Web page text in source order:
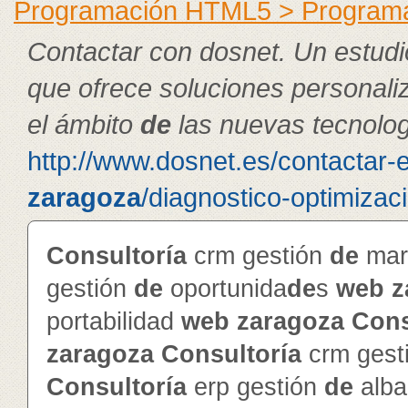
Programación HTML5 >
Contactar con dosnet. Un
que ofrece soluciones
el ámbitodelas nuevas
http://www.dosnet.es/contactar-
zaragoza/diagnostico-
Consultoríacrm gestión de
gestión de oportunidades web
portabilidad web zaragoza
zaragoza Consultoríacrm
Consultoríaerp gestión de